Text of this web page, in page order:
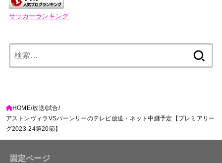
サッカーランキング
索:
HOME 放送 試合
アストンヴィラVSバーンリーのテレビ放送・ネット中継予定【プレミアリー
グ2023-24第20節】
固定ページ